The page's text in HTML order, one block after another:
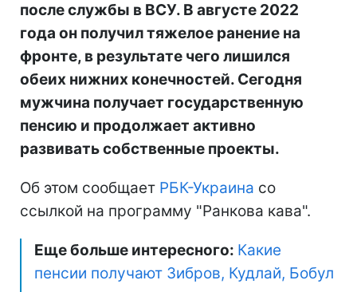
после службы в ВСУ. В августе 2022
года он получил тяжелое ранение на
фронте, в результате чего лишился
обеих нижних конечностей. Сегодня
мужчина получает государственную
пенсию и продолжает активно
развивать собственные проекты.
Об этом сообщает РБК-Украина со
ссылкой на программу "Ранкова кава".
Еще больше интересного: Какие
пенсии получают Зибров, Кудлай, Бобул